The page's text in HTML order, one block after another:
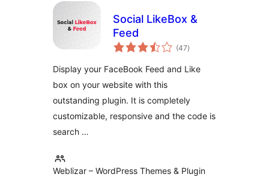
Social LikeBox &
Feed
(47total
de
)
Display your FaceBook Feed and Like
box on your website with this
outstanding plugin. It is completely
customizable, responsive and the code is
search …
Weblizar – WordPress Themes & Plugin